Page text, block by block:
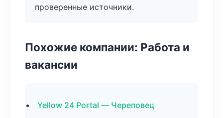
проверенные источники.
Похожие компании: Работа и
вакансии
Yellow 24 Portal — Череповец